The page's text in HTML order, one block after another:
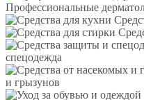
Профессиональные
спецодежда
и грызунов